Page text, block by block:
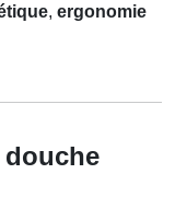
, ergonomie